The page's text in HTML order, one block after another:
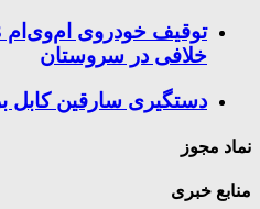
خلافی در سروستان
دستگیری سارقین کابل
نماد مجوز
منابع خبری